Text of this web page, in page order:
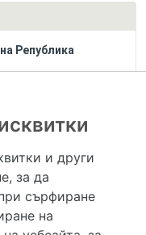
Република
и НЕ дава медицински
медицинска услуга и НЕ
медицински и други здравни и
с лекарствени продукти и
е предназначена да служи
и други
за да
сърфиране
на